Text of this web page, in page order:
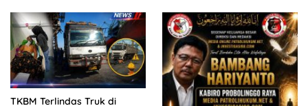
KELUARGA KORBAN
MENGAMUK DI PN MALANG
TKBM Terlindas Truk di